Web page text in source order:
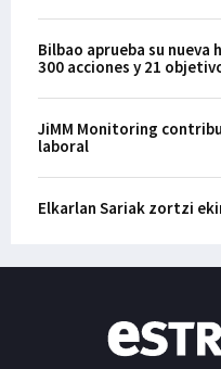
Bilbao aprueba su nueva
300 acciones y 21
JiMM Monitoring
laboral
Elkarlan Sariak zortzi